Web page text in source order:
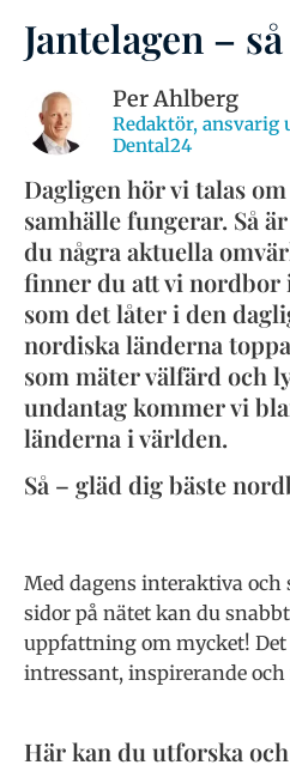
Jantelagen –
Per Ahlberg
Redaktör,
Dental24
Dagligen hör vi talas
samhälle fungerar. Så
du några aktuella
finner du att vi nordbor
som det låter i den
nordiska länderna
som mäter välfärd och
undantag kommer vi
länderna i världen.
Så – gläd dig bäste
Med dagens interaktiva
sidor på nätet kan du
uppfattning om mycket!
intressant, inspirerande
Här kan du utforska